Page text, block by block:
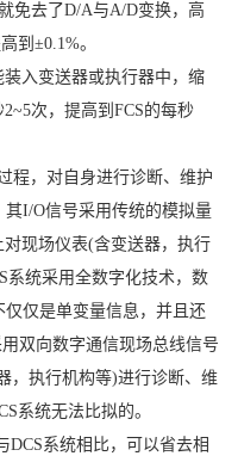
免去了D/A与A/D变换，高
到±0.1%。
入变送器或执行器中，缩
次，提高到FCS的每秒
程，对自身进行诊断、维护
I/O信号采用传统的模拟量
现场仪表(含变送器，执行
系统采用全数字化技术，数
仅是单变量信息，并且还
双向数字通信现场总线信号
，执行机构等)进行诊断、维
系统无法比拟的。
系统相比，可以省去相